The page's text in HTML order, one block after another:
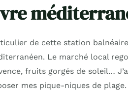
de cette station
Le marché local
fruits gorgés de soleil…
mes pique-niques de plage.